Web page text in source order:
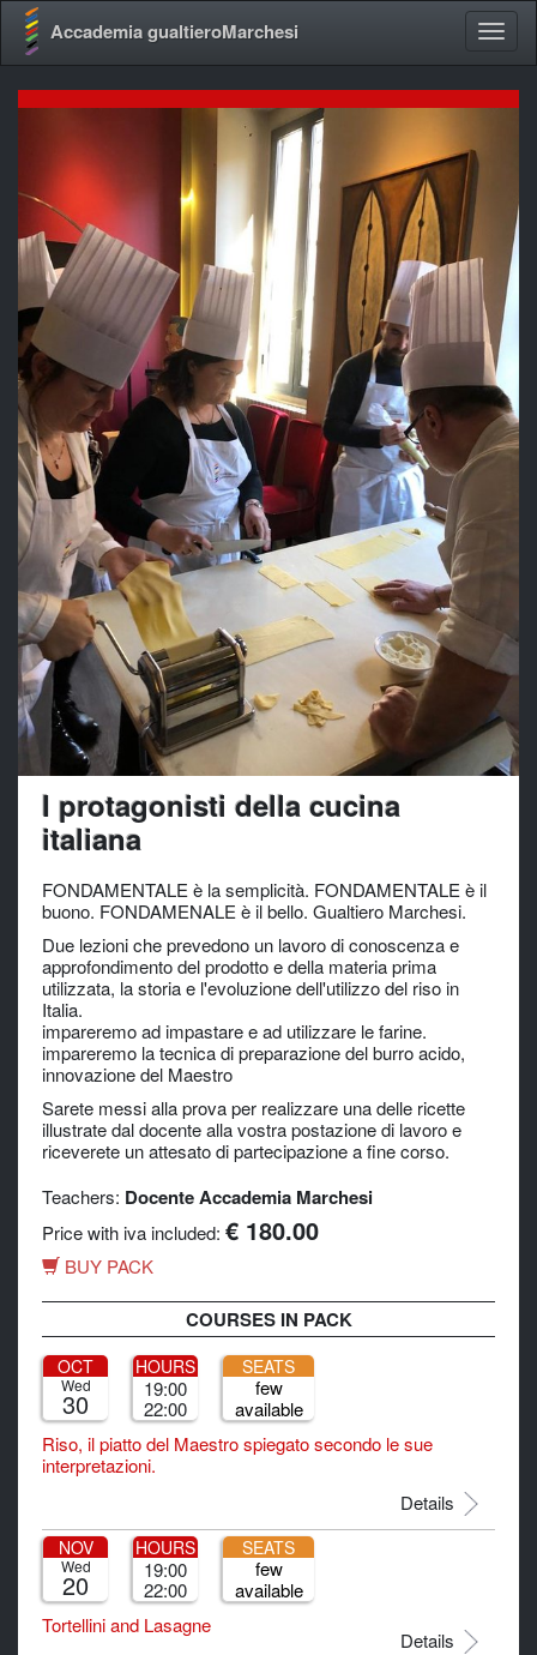
Accademia gualtieroMarchesi
I protagonisti della cucina
italiana
FONDAMENTALE è la semplicità. FONDAMENTALE è il
buono. FONDAMENALE è il bello. Gualtiero Marchesi.
Due lezioni che prevedono un lavoro di conoscenza e
approfondimento del prodotto e della materia prima
utilizzata, la storia e l'evoluzione dell'utilizzo del riso in
Italia.
impareremo ad impastare e ad utilizzare le farine.
impareremo la tecnica di preparazione del burro acido,
innovazione del Maestro
Sarete messi alla prova per realizzare una delle ricette
illustrate dal docente alla vostra postazione di lavoro e
riceverete un attesato di partecipazione a fine corso.
Teachers: Docente Accademia Marchesi
Price with iva included: € 180.00
BUY PACK
COURSES IN PACK
OCT
Wed
30
HOURS
19:00
22:00
SEATS
few
available
Riso, il piatto del Maestro spiegato secondo le sue
interpretazioni.
Details
NOV
Wed
20
HOURS
19:00
22:00
SEATS
few
available
Tortellini and Lasagne
Details